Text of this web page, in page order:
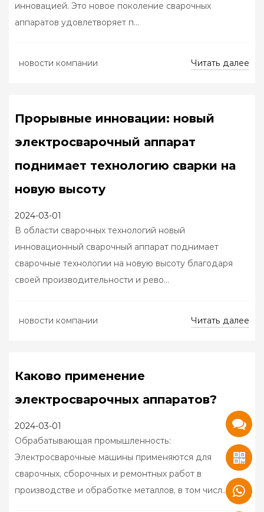
инновацией. Это новое поколение сварочных
аппаратов удовлетворяет п...
новости компании Читать далее
Прорывные инновации: новый
электросварочный аппарат
поднимает технологию сварки на
новую высоту
2024-03-01
В области сварочных технологий новый
инновационный сварочный аппарат поднимает
сварочные технологии на новую высоту благодаря
своей производительности и рево...
новости компании Читать далее
Каково применение
электросварочных аппаратов?
2024-03-01
Обрабатывающая промышленность:
Электросварочные машины применяются для
сварочных, сборочных и ремонтных работ в
производстве и обработке металлов, в том числ...